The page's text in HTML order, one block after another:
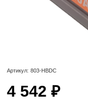
Артикул: 803-HBDC
4 542 ₽